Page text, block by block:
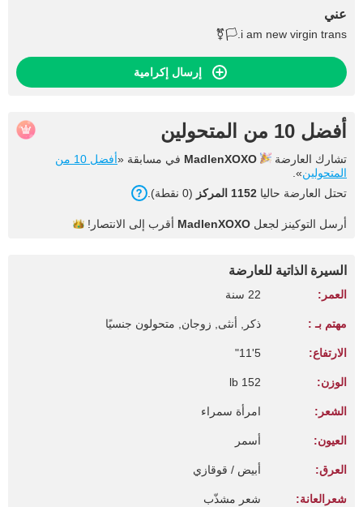
عني
i am new virgin trans.🏳️‍⚧️
إرسال إكرامية
أفضل 10 من المتحولين
تشارك العارضة MadlenXOXO في مسابقة «
أفضل 10 من
المتحولين».
تحتل العارضة حاليا 1152 المركز (0 نقطة).
أرسل التوكينز لجعل MadlenXOXO أقرب إلى الانتصار!
السيرة الذاتية للعارضة
العمر: 22 سنة
مهتم بـ : ذكر, أنثى, زوجان, متحولون جنسيًا
الارتفاع: 5'11"
الوزن: 152 lb
الشعر: امرأة سمراء
العيون: أسمر
العرق: أبيض / قوقازي
شعرالعانة: شعر مشذّب